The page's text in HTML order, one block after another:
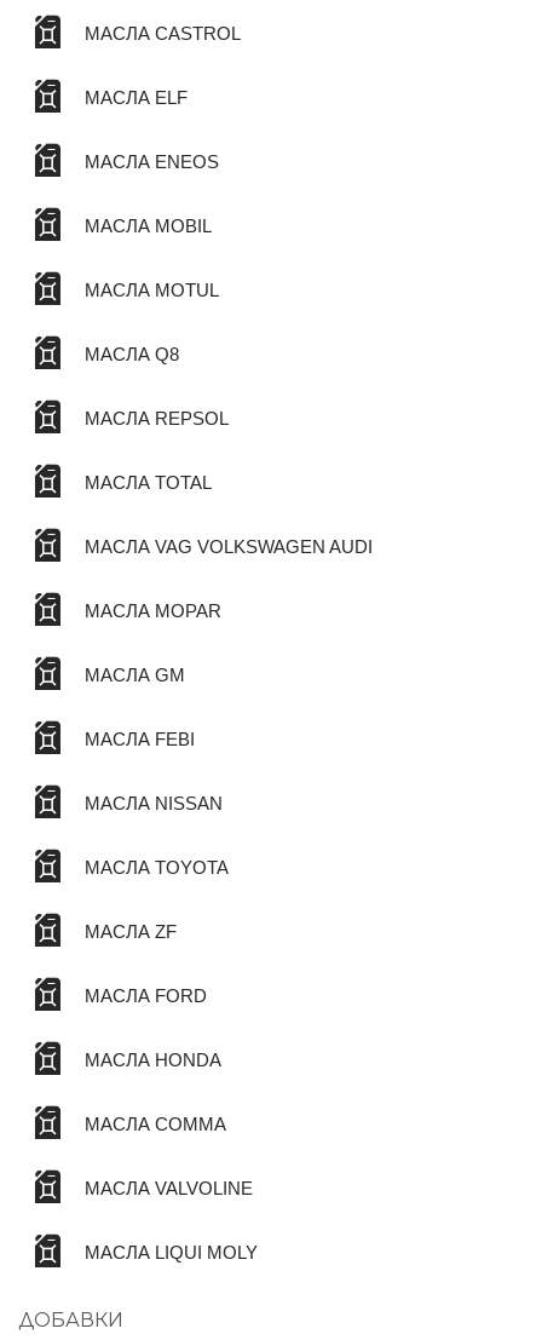
МАСЛА CASTROL
МАСЛА ELF
МАСЛА ENEOS
МАСЛА MOBIL
МАСЛА MOTUL
МАСЛА Q8
МАСЛА REPSOL
МАСЛА TOTAL
МАСЛА VAG VOLKSWAGEN AUDI
МАСЛА MOPAR
МАСЛА GM
МАСЛА FEBI
МАСЛА NISSAN
МАСЛА TOYOTA
МАСЛА ZF
МАСЛА FORD
МАСЛА HONDA
МАСЛА COMMA
МАСЛА VALVOLINE
МАСЛА LIQUI MOLY
ДОБАВКИ